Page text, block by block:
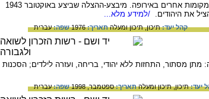
המאמר עומד על הקווים העיקריים של הצלת יהודי דניה, ומנסה להשוות את דרכי הצלתם ונסיבותיה עם ניסיונות ומעשים דומים במקומות אחרים באירופה. מיבצע-ההצלה שביצע באוקטובר 1943
/למידע מלא...
קהל יעד:תיכון,תיכון ומעלהתאריך:1976 שפה:עברית
מתן מסתור, התחזות ללא יהודי, בריחה, ועזרה לילדים; הסכנות
יעד:תיכון,תיכון ומעלהתאריך:ספטמבר, 1998 שפה:עברית